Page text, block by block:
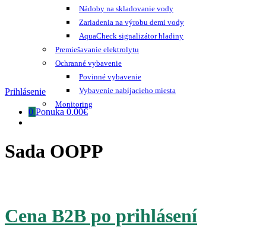
Nádoby na skladovanie vody
Zariadenia na výrobu demi vody
AquaCheck signalizátor hladiny
Premiešavanie elektrolytu
Ochranné vybavenie
Povinné vybavenie
Vybavenie nabíjacieho miesta
Monitoring
Prihlásenie
0 Ponuka 0.00€
Sada OOPP
Cena B2B po prihlásení